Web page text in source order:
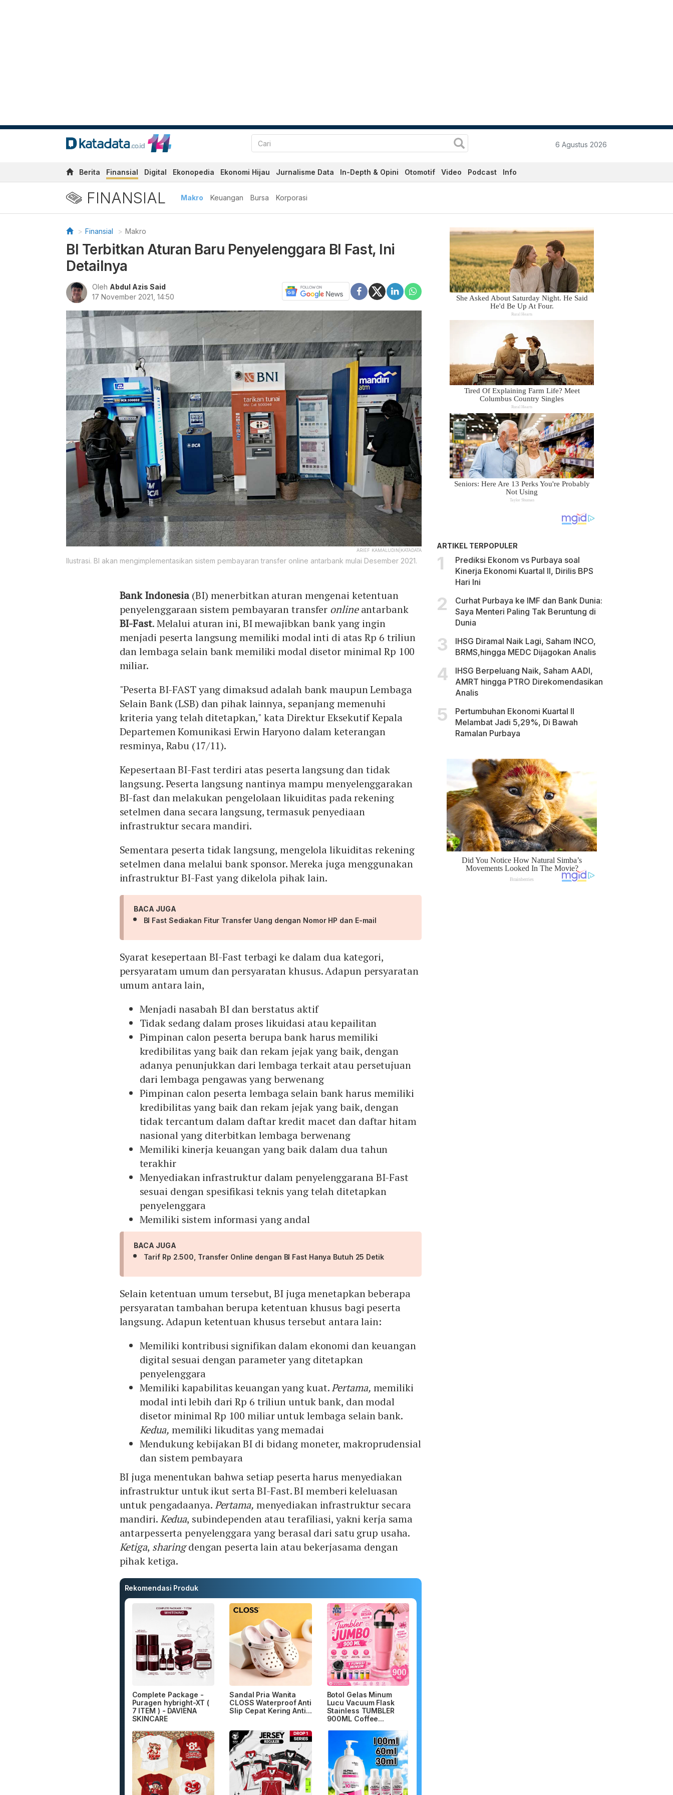
6 Agustus 2026
Berita Finansial Digital Ekonopedia Ekonomi Hijau Jurnalisme Data In-Depth & Opini Otomotif Video Podcast Info
FINANSIAL Makro Keuangan Bursa Korporasi
Finansial Makro
BI Terbitkan Aturan Baru Penyelenggara BI Fast, Ini
Detailnya
Oleh Abdul Azis Said
17 November 2021, 14:50
ARIEF KAMALUDIN|KATADATA
Ilustrasi. BI akan mengimplementasikan sistem pembayaran transfer online antarbank mulai Desember 2021.
Bank Indonesia (BI) menerbitkan aturan mengenai ketentuan
penyelenggaraan sistem pembayaran transfer onlineantarbank
BI-Fast. Melalui aturan ini, BI mewajibkan bank yang ingin
menjadi peserta langsung memiliki modal inti di atas Rp 6 triliun
dan lembaga selain bank memiliki modal disetor minimal Rp 100
miliar.
"Peserta BI-FAST yang dimaksud adalah bank maupun Lembaga
Selain Bank (LSB) dan pihak lainnya, sepanjang memenuhi
kriteria yang telah ditetapkan," kata Direktur Eksekutif Kepala
Departemen Komunikasi Erwin Haryono dalam keterangan
resminya, Rabu (17/11).
Kepesertaan BI-Fast terdiri atas peserta langsung dan tidak
langsung. Peserta langsung nantinya mampu menyelenggarakan
BI-fast dan melakukan pengelolaan likuiditas pada rekening
setelmen dana secara langsung, termasuk penyediaan
infrastruktur secara mandiri.
Sementara peserta tidak langsung, mengelola likuiditas rekening
setelmen dana melalui bank sponsor. Mereka juga menggunakan
infrastruktur BI-Fast yang dikelola pihak lain.
BACA JUGA
BI Fast Sediakan Fitur Transfer Uang dengan Nomor HP dan E-mail
Syarat kesepertaan BI-Fast terbagi ke dalam dua kategori,
persyaratam umum dan persyaratan khusus. Adapun persyaratan
umum antara lain,
Menjadi nasabah BI dan berstatus aktif
Tidak sedang dalam proses likuidasi atau kepailitan
Pimpinan calon peserta berupa bank harus memiliki
kredibilitas yang baik dan rekam jejak yang baik, dengan
adanya penunjukkan dari lembaga terkait atau persetujuan
dari lembaga pengawas yang berwenang
Pimpinan calon peserta lembaga selain bank harus memiliki
kredibilitas yang baik dan rekam jejak yang baik, dengan
tidak tercantum dalam daftar kredit macet dan daftar hitam
nasional yang diterbitkan lembaga berwenang
Memiliki kinerja keuangan yang baik dalam dua tahun
terakhir
Menyediakan infrastruktur dalam penyelenggarana BI-Fast
sesuai dengan spesifikasi teknis yang telah ditetapkan
penyelenggara
Memiliki sistem informasi yang andal
BACA JUGA
Tarif Rp 2.500, Transfer Online dengan BI Fast Hanya Butuh 25 Detik
Selain ketentuan umum tersebut, BI juga menetapkan beberapa
persyaratan tambahan berupa ketentuan khusus bagi peserta
langsung. Adapun ketentuan khusus tersebut antara lain:
Memiliki kontribusi signifikan dalam ekonomi dan keuangan
digital sesuai dengan parameter yang ditetapkan
penyelenggara
Memiliki kapabilitas keuangan yang kuat.Pertama, memiliki
modal inti lebih dari Rp 6 triliun untuk bank, dan modal
disetor minimal Rp 100 miliar untuk lembaga selain bank.
Kedua, memiliki likuditas yang memadai
Mendukung kebijakan BI di bidang moneter, makroprudensial
dan sistem pembayara
BI juga menentukan bahwa setiap peserta harus menyediakan
infrastruktur untuk ikut serta BI-Fast. BI memberi keleluasan
untuk pengadaanya.Pertama, menyediakan infrastruktur secara
mandiri.Kedua, subindependen atau terafiliasi, yakni kerja sama
antarpesserta penyelenggara yang berasal dari satu grup usaha.
Ketiga, sharingdengan peserta lain atau bekerjasama dengan
pihak ketiga.
Rekomendasi Produk
Complete Package -
Puragen hybright-XT (
7 ITEM ) - DAVIENA
SKINCARE
Sandal Pria Wanita
CLOSS Waterproof Anti
Slip Cepat Kering Anti...
Botol Gelas Minum
Lucu Vacuum Flask
Stainless TUMBLER
900ML Coffee...
ARTIKEL TERPOPULER
Prediksi Ekonom vs Purbaya soal
Kinerja Ekonomi Kuartal II, Dirilis BPS
Hari Ini
Curhat Purbaya ke IMF dan Bank Dunia:
Saya Menteri Paling Tak Beruntung di
Dunia
IHSG Diramal Naik Lagi, Saham INCO,
BRMS,hingga MEDC Dijagokan Analis
IHSG Berpeluang Naik, Saham AADI,
AMRT hingga PTRO Direkomendasikan
Analis
Pertumbuhan Ekonomi Kuartal II
Melambat Jadi 5,29%, Di Bawah
Ramalan Purbaya